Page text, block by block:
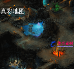
真彩地图